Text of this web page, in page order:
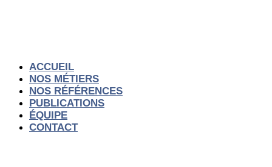
ACCUEIL
NOS MÉTIERS
NOS RÉFÉRENCES
PUBLICATIONS
ÉQUIPE
CONTACT